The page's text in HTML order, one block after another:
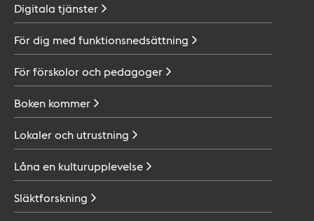
Digitala tjänster
För dig med funktionsnedsättning
För förskolor och pedagoger
Boken kommer
Lokaler och utrustning
Låna en kulturupplevelse
Släktforskning